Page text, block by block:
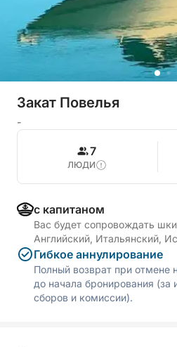
Закат Повелья
-
7
ЛЮДИ
с капитаном
Вас будет сопровождать
Английский, Итальянский,
Гибкое аннулирование
Полный возврат при отмене
до начала бронирования
сборов и комиссии).